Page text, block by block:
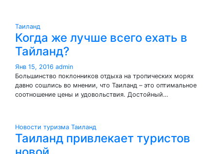
Таиланд
Когда же лучше всего ехать в
Тайланд?
Янв 15, 2016 admin
Большинство поклонников отдыха на тропических морях
давно сошлись во мнении, что Таиланд – это оптимальное
соотношение цены и удовольствия. Достойный…
Новости туризма Таиланд
Таиланд привлекает туристов